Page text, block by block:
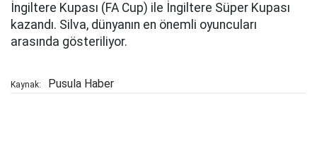
İngiltere Kupası (FA Cup) ile İngiltere Süper Kupası
kazandı. Silva, dünyanın en önemli oyuncuları
arasında gösteriliyor.
Kaynak: Pusula Haber